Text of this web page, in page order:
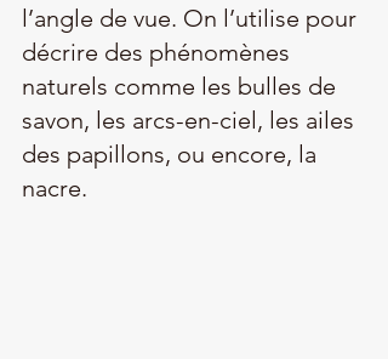
l’angle de vue. On l’utilise pour
décrire des phénomènes
naturels comme les bulles de
savon, les arcs-en-ciel, les ailes
des papillons, ou encore, la
nacre.